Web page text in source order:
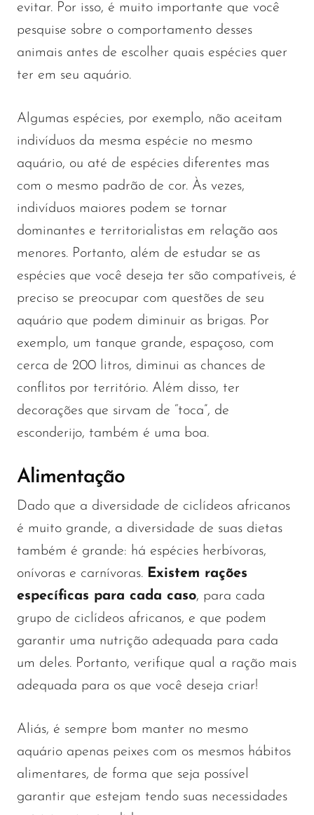
evitar. Por isso, é muito importante que você
pesquise sobre o comportamento desses
animais antes de escolher quais espécies quer
ter em seu aquário.
Algumas espécies, por exemplo, não aceitam
indivíduos da mesma espécie no mesmo
aquário, ou até de espécies diferentes mas
com o mesmo padrão de cor. Às vezes,
indivíduos maiores podem se tornar
dominantes e territorialistas em relação aos
menores. Portanto, além de estudar se as
espécies que você deseja ter são compatíveis, é
preciso se preocupar com questões de seu
aquário que podem diminuir as brigas. Por
exemplo, um tanque grande, espaçoso, com
cerca de 200 litros, diminui as chances de
conflitos por território. Além disso, ter
decorações que sirvam de “toca”, de
esconderijo, também é uma boa.
Alimentação
Dado que a diversidade de ciclídeos africanos
é muito grande, a diversidade de suas dietas
também é grande: há espécies herbívoras,
onívoras e carnívoras. Existem rações
específicas para cada caso, para cada
grupo de ciclídeos africanos, e que podem
garantir uma nutrição adequada para cada
um deles. Portanto, verifique qual a ração mais
adequada para os que você deseja criar!
Aliás, é sempre bom manter no mesmo
aquário apenas peixes com os mesmos hábitos
alimentares, de forma que seja possível
garantir que estejam tendo suas necessidades